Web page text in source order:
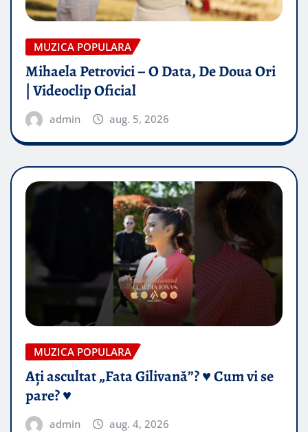
MUZICA POPULARA
Mihaela Petrovici – O Data, De Doua Ori
| Videoclip Oficial
admin aug. 5, 2026
MUZICA POPULARA
Ați ascultat „Fata Gilivană”? ♥️ Cum vi se
pare? ♥️
admin aug. 4, 2026